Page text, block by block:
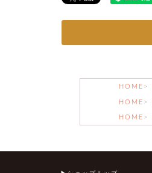
HOME
HOME
HOME